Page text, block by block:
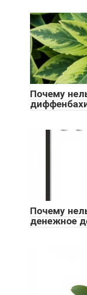
Почему
Почему
денежное